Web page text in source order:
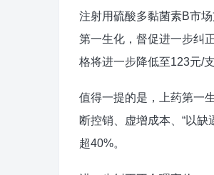
注射用硫酸多黏菌素B市
第一生化，督促进一步纠
格将进一步降低至123元/
值得一提的是，上药第一
断控销、虚增成本、“以
超40%。